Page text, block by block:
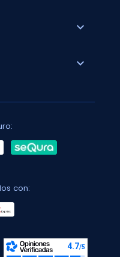
expand_more
expand_more
con: